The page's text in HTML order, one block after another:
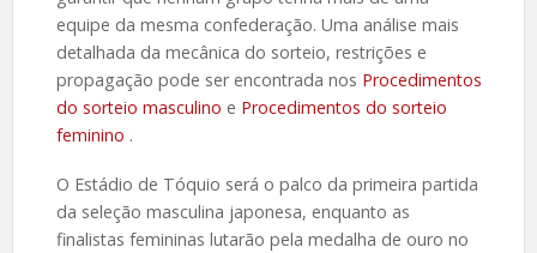
equipe da mesma confederação. Uma análise mais
detalhada da mecânica do sorteio, restrições e
propagação pode ser encontrada nos Procedimentos
do sorteio masculino e Procedimentos do sorteio
feminino .
O Estádio de Tóquio será o palco da primeira partida
da seleção masculina japonesa, enquanto as
finalistas femininas lutarão pela medalha de ouro no